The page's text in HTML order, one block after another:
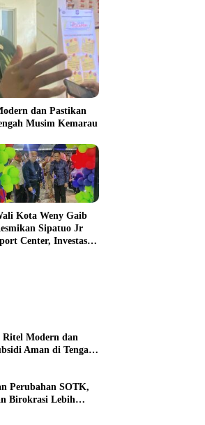
dan Pastikan
Musim Kemarau
Kota Weny Gaib
Sipatuo Jr
Center, Investasi
Ritel Modern dan
Aman di Tengah
Perubahan SOTK,
Birokrasi Lebih